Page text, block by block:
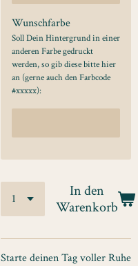
Wunschfarbe
Soll Dein Hintergrund in einer
anderen Farbe gedruckt
werden, so gib diese bitte hier
an (gerne auch den Farbcode
#xxxxx):
In den
Warenkorb
Starte deinen Tag voller Ruhe